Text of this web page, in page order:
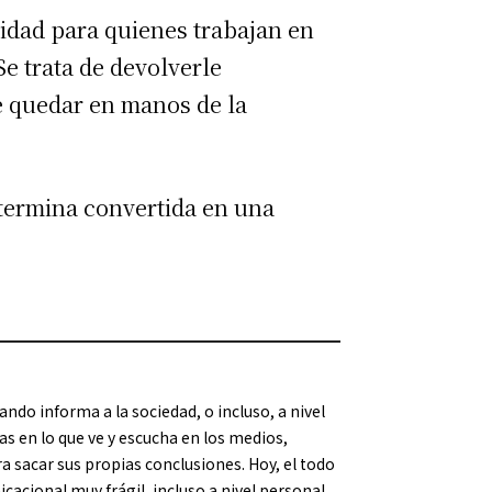
para quienes trabajan en
trata de devolverle
en manos de la
convertida en una
informa a la sociedad, o incluso, a nivel
en lo que ve y escucha en los medios,
sus propias conclusiones. Hoy, el todo